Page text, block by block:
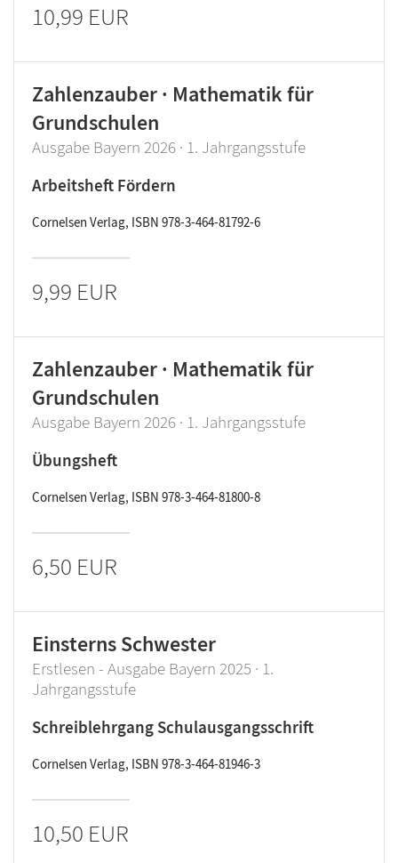
10,99 EUR
Zahlenzauber · Mathematik für
Grundschulen
Ausgabe Bayern 2026 · 1. Jahrgangsstufe
Arbeitsheft Fördern
Cornelsen Verlag, ISBN 978-3-464-81792-6
9,99 EUR
Zahlenzauber · Mathematik für
Grundschulen
Ausgabe Bayern 2026 · 1. Jahrgangsstufe
Übungsheft
Cornelsen Verlag, ISBN 978-3-464-81800-8
6,50 EUR
Einsterns Schwester
Erstlesen - Ausgabe Bayern 2025 · 1.
Jahrgangsstufe
Schreiblehrgang Schulausgangsschrift
Cornelsen Verlag, ISBN 978-3-464-81946-3
10,50 EUR